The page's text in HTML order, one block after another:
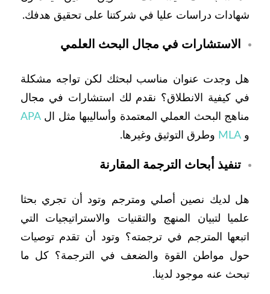
شهادات دراسات عليا في شركتنا على تحقيق هدفك.
الاستشارات في مجال البحث العلمي
هل وجدت عنوان مناسب لبحثك لكن تواجه مشكلة
في كيفية الانطلاق؟ نقدم لك استشارات في مجال
مناهج البحث العملي المعتمدة وأساليبها مثل الAPA
و MLA وطرق التوثيق وغيرها.
تنفيذ أبحاث الترجمة المقارنة
هل لديك نصين أصلي ومترجم وتود أن تجري بحثا
علميا لتبيان المنهج والتقنيات والاستراتيجيات التي
اتبعها المترجم في ترجمته؟ وتود أن تقدم توصيات
حول مواطن القوة والضعف في الترجمة؟ كل ما
تبحث عنه موجود لدينا.